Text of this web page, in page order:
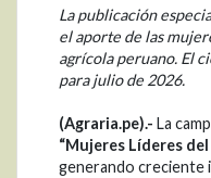
La publicación
el aporte de las
agrícola peruano. El
para julio de 2026.
(Agraria.pe).- La
“Mujeres Líderes del
generando creciente